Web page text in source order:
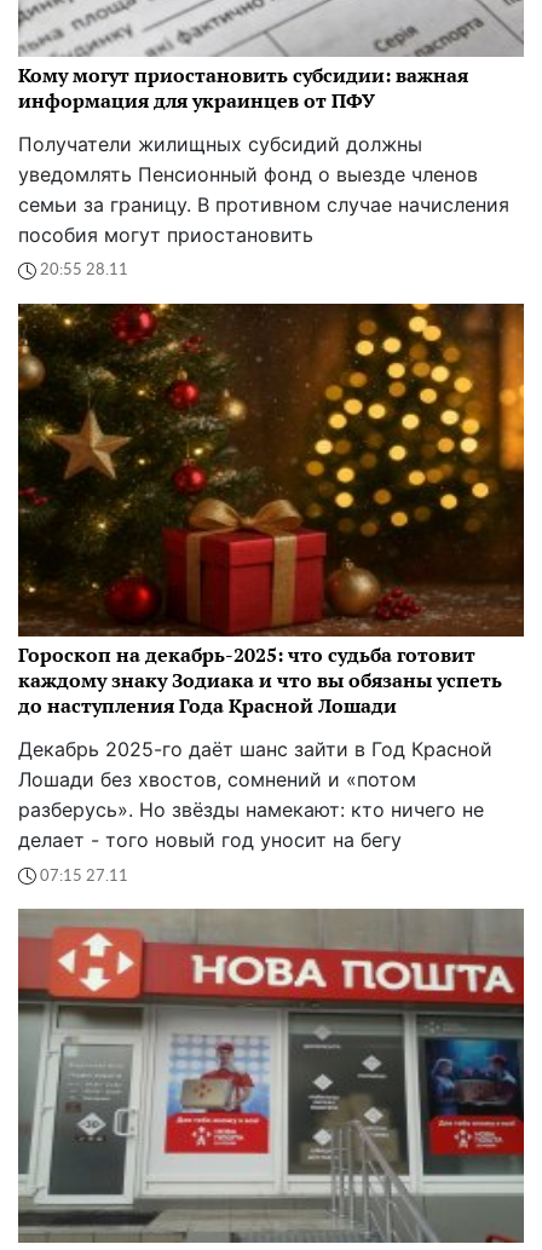
Кому могут приостановить субсидии: важная
информация для украинцев от ПФУ
Получатели жилищных субсидий должны
уведомлять Пенсионный фонд о выезде членов
семьи за границу. В противном случае начисления
пособия могут приостановить
20:55 28.11
Гороскоп на декабрь-2025: что судьба готовит
каждому знаку Зодиака и что вы обязаны успеть
до наступления Года Красной Лошади
Декабрь 2025-го даёт шанс зайти в Год Красной
Лошади без хвостов, сомнений и «потом
разберусь». Но звёзды намекают: кто ничего не
делает - того новый год уносит на бегу
07:15 27.11